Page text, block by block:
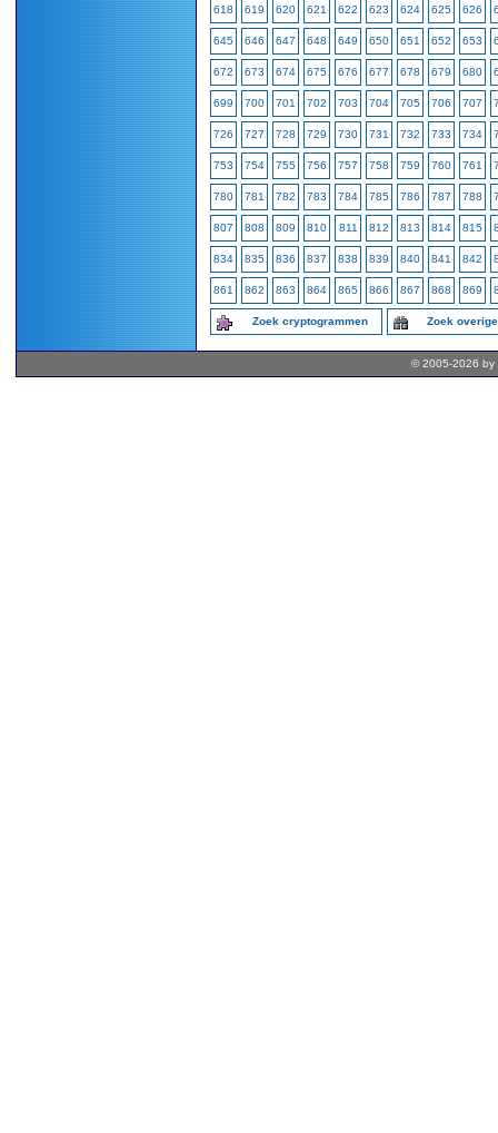
618 619 620 621 622 623 624 625 626
645 646 647 648 649 650 651 652 653
672 673 674 675 676 677 678 679 680
699 700 701 702 703 704 705 706 707
726 727 728 729 730 731 732 733 734
753 754 755 756 757 758 759 760 761
780 781 782 783 784 785 786 787 788
807 808 809 810 811 812 813 814 815
834 835 836 837 838 839 840 841 842
861 862 863 864 865 866 867 868 869
Zoek cryptogrammen Zoek
© 2005-2026 by